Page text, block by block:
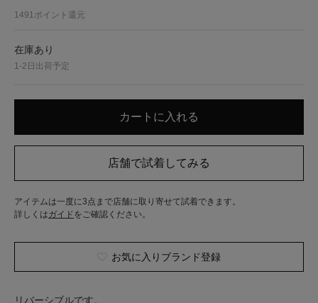
1491 ポイント還元
在庫あり
1-2日出荷予定
アイテムは一度に3点まで店舗に取り寄せて試着できます。
詳しくはガイド をご確認ください。
お気に入りブランド登録
リバーシブルです。